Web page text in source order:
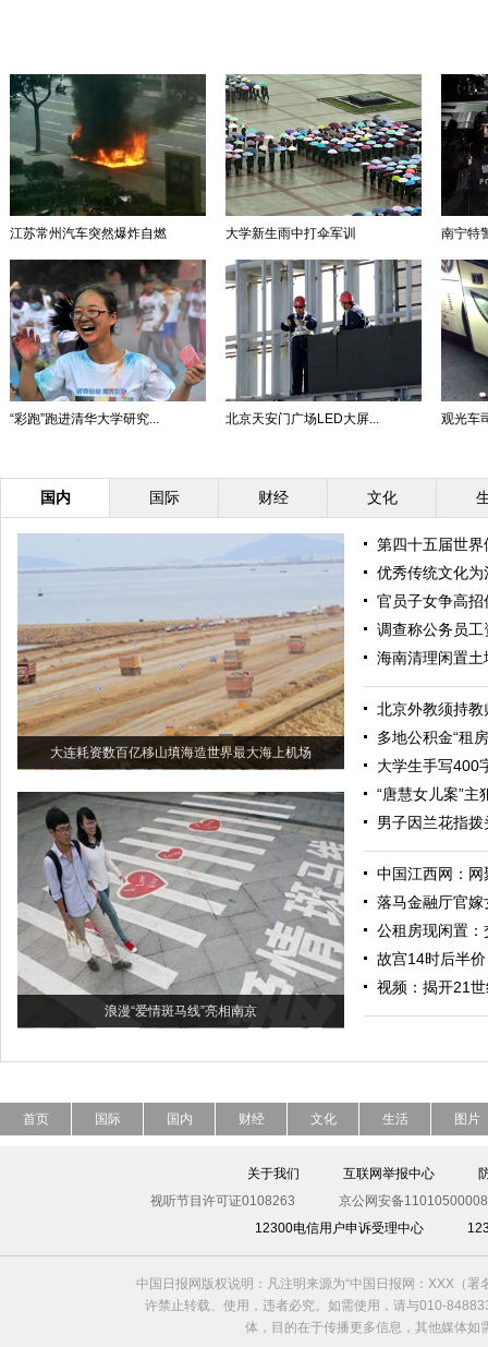
江苏常州汽车突然爆炸自燃 大学新生雨中打伞军训 南宁特
“彩跑”跑进清华大学研究... 北京天安门广场LED大屏... 观光车
国内 国际 财经 文化
大连耗资数百亿移山填海造世界最大海上机场
浪漫“爱情斑马线”亮相南京
第四十五届世界
优秀传统文化
官员子女争高
调查称公务员
海南清理闲置
北京外教须持
多地公积金“租
大学生手写400
“唐慧女儿案”主
男子因兰花指
中国江西网：
落马金融厅官
公租房现闲置
故宫14时后半
视频：揭开21
首页 国际 国内 财经 文化 生活 图片
关于我们 互联网举报中心
视听节目许可证0108263
京公网安备
12300电信用户申诉受理中心
中国日报网版权说明：凡注明来源为“中国日报网：XXX（
许禁止转载、使用，违者必究。如需使用，请与010-
体，目的在于传播更多信息，其他媒体